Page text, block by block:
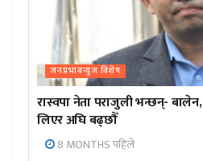
जनप्रभाबन्युज विशेष
रास्वपा नेता पराजुली भन्छन्-
लिएर अघि बढ्छौँ
8 MONTHS पहिले